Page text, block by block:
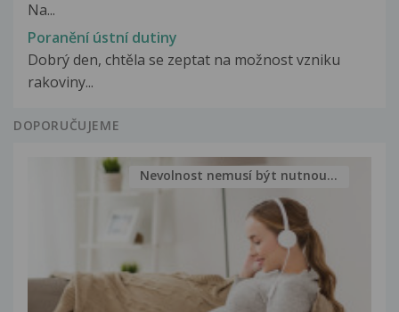
Na...
Poranění ústní dutiny
Dobrý den, chtěla se zeptat na možnost vzniku
rakoviny...
DOPORUČUJEME
Nevolnost nemusí být nutnou...